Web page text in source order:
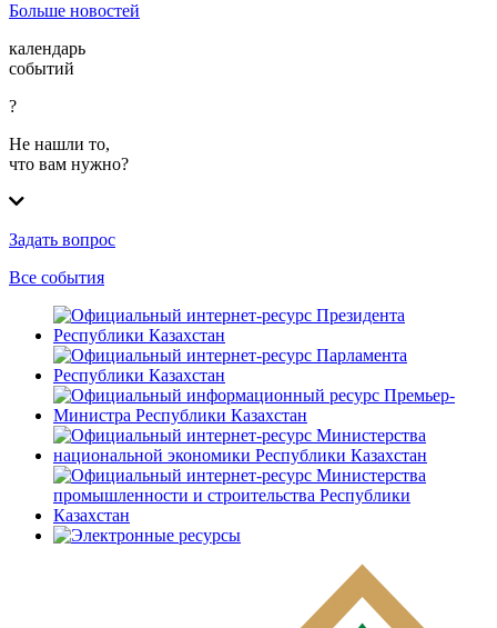
Больше новостей
календарь
событий
?
Не нашли то,
что вам нужно?
Задать вопрос
Все события